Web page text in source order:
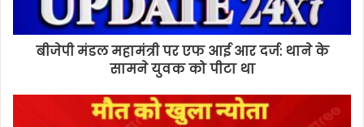
बीजेपी मंडल महामंत्री पर एफ आई आर दर्ज: थाने के
सामने युवक को पीटा था